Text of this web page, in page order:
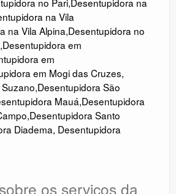
na Vila
na Vila Alpina,Desentupidora no
,Desentupidora em
em
em Mogi das Cruzes,
,Desentupidora São
Mauá,Desentupidora
,Desentupidora Santo
Diadema, Desentupidora
os serviços da